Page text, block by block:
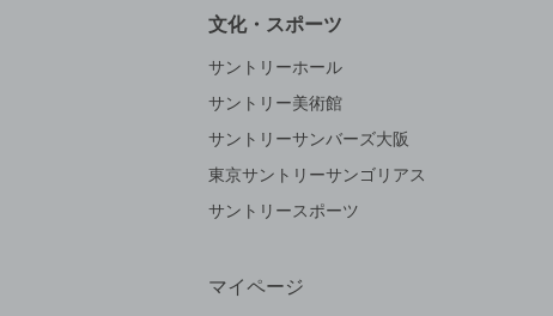
文化・スポーツ
サントリーホール
サントリー美術館
サントリーサンバーズ大阪
東京サントリーサンゴリアス
サントリースポーツ
マイページ